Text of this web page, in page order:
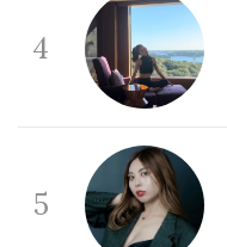
4
5